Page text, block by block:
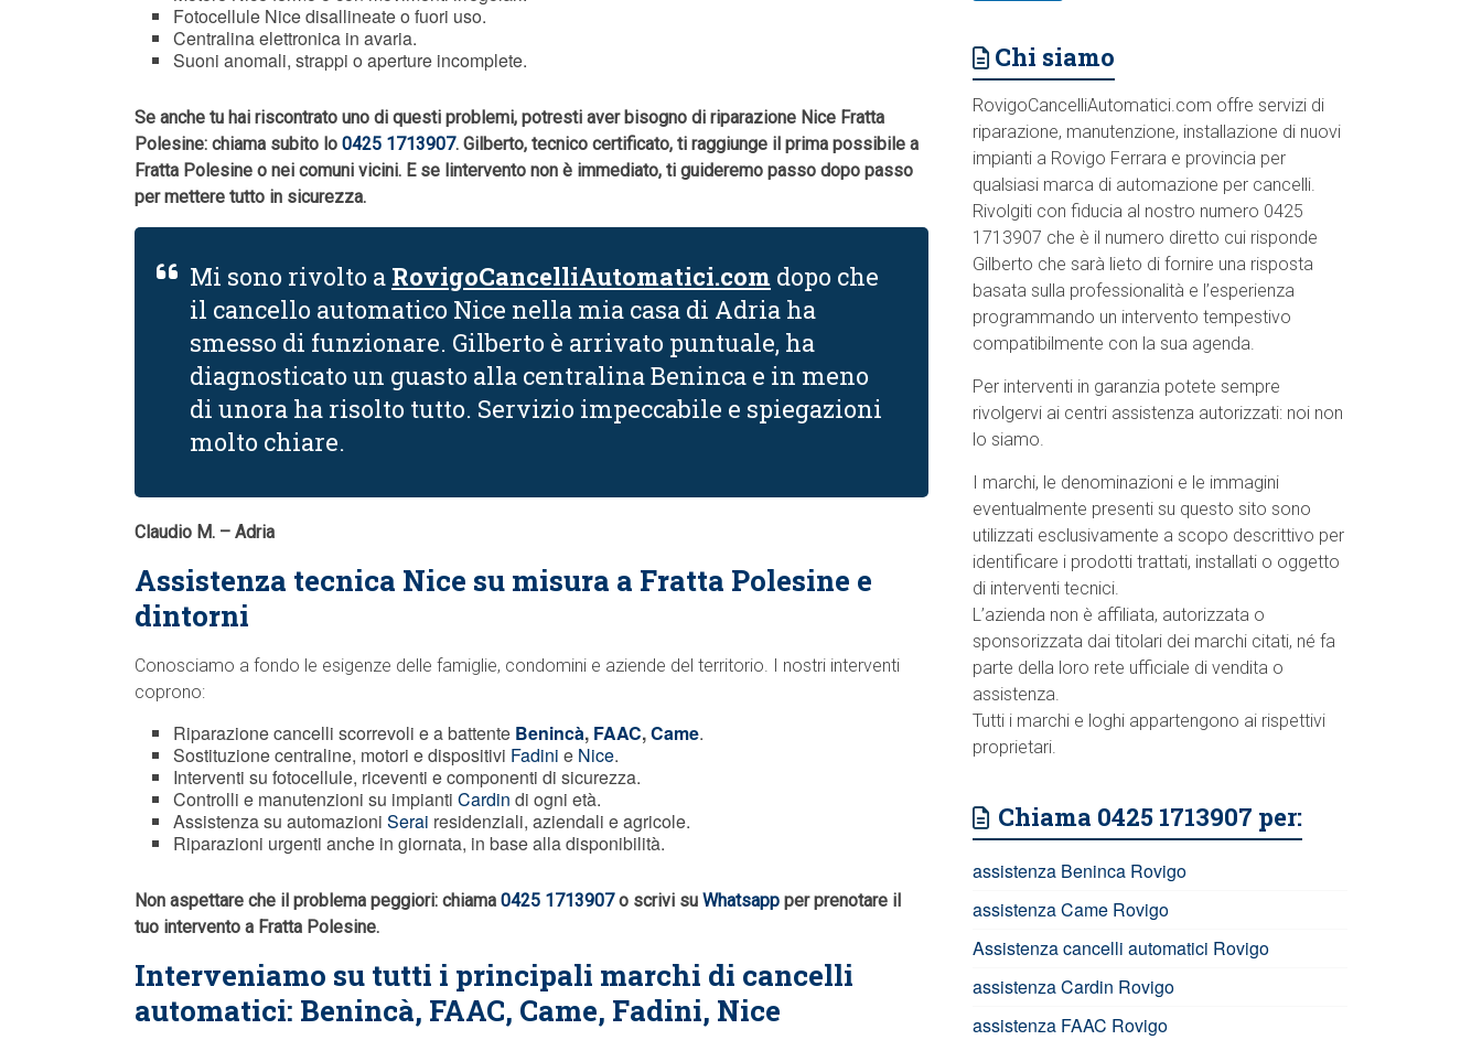
Fotocellule Nice disallineate o fuori uso.
Centralina elettronica in avaria.
Suoni anomali, strappi o aperture incomplete.
Se anche tu hai riscontrato uno di questi problemi, potresti aver bisogno di riparazione Nice Fratta
Polesine: chiama subito lo 0425 1713907. Gilberto, tecnico certificato, ti raggiunge il prima possibile a
Fratta Polesine o nei comuni vicini. E se lintervento non è immediato, ti guideremo passo dopo passo
per mettere tutto in sicurezza.
Mi sono rivolto a RovigoCancelliAutomatici.com dopo che
il cancello automatico Nice nella mia casa di Adria ha
smesso di funzionare. Gilberto è arrivato puntuale, ha
diagnosticato un guasto alla centralina Beninca e in meno
di unora ha risolto tutto. Servizio impeccabile e spiegazioni
molto chiare.
Claudio M. – Adria
Assistenza tecnica Nice su misura a Fratta Polesine e
dintorni
Conosciamo a fondo le esigenze delle famiglie, condomini e aziende del territorio. I nostri interventi
coprono:
Riparazione cancelli scorrevoli e a battente Benincà, FAAC,Came.
Sostituzione centraline, motori e dispositivi Fadini e Nice.
Interventi su fotocellule, riceventi e componenti di sicurezza.
Controlli e manutenzioni su impianti Cardin di ogni età.
Assistenza su automazioni Serai residenziali, aziendali e agricole.
Riparazioni urgenti anche in giornata, in base alla disponibilità.
Non aspettare che il problema peggiori: chiama 0425 1713907o scrivi su Whatsapp per prenotare il
tuo intervento a Fratta Polesine.
Interveniamo su tutti i principali marchi di cancelli
automatici: Benincà, FAAC, Came, Fadini, Nice
Chi siamo
RovigoCancelliAutomatici.com offre servizi di
riparazione, manutenzione, installazione di nuovi
impianti a Rovigo Ferrara e provincia per
qualsiasi marca di automazione per cancelli.
Rivolgiti con fiducia al nostro numero 0425
1713907 che è il numero diretto cui risponde
Gilberto che sarà lieto di fornire una risposta
basata sulla professionalità e l’esperienza
programmando un intervento tempestivo
compatibilmente con la sua agenda.
Per interventi in garanzia potete sempre
rivolgervi ai centri assistenza autorizzati: noi non
lo siamo.
I marchi, le denominazioni e le immagini
eventualmente presenti su questo sito sono
utilizzati esclusivamente a scopo descrittivo per
identificare i prodotti trattati, installati o oggetto
di interventi tecnici.
L’azienda non è affiliata, autorizzata o
sponsorizzata dai titolari dei marchi citati, né fa
parte della loro rete ufficiale di vendita o
assistenza.
Tutti i marchi e loghi appartengono ai rispettivi
proprietari.
Chiama 0425 1713907 per:
assistenza Beninca Rovigo
assistenza Came Rovigo
Assistenza cancelli automatici Rovigo
assistenza Cardin Rovigo
assistenza FAAC Rovigo